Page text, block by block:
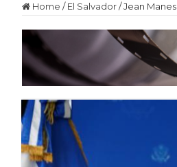
Home / El Salvador/Jean